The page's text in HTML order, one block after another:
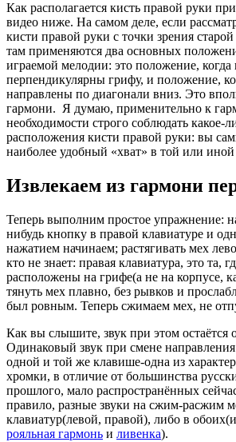
Как располагается кисть правой руки
видео ниже. На самом деле, если
кисти правой руки с точки зрения
там применяются два основных
играемой мелодии: это положение, когда
перпендикулярны грифу, и положение,
направлены по диагонали вниз. Это
гармони. Я думаю, применительно к
необходимости строго соблюдать какое-
расположения кисти правой руки: вы
наиболее удобный «хват» в той или
Извлекаем из гармони
Теперь выполним простое упражнение:
нибудь кнопку в правой клавиатуре и
нажатием начинаем; растягивать мех
кто не знает: правая клавиатура, это та,
расположены на грифе(а не на корпусе,
тянуть мех плавно, без рывков и
был ровным. Теперь сжимаем мех, не
Как вы слышите, звук при этом остаётся
Одинаковый звук при смене
одной и той же клавише-одна из
хромки, в отличие от большинства
прошлого, мало распространённых
правило, разные звуки на сжим-расжим
клавиатур(левой, правой), либо в
рояльная гармонь и ливенка).